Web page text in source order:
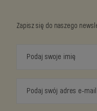
Zapisz się do naszego
Podaj swoje imię
Podaj swój adres e-mail